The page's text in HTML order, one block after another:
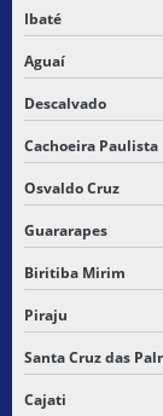
TRANSPORTE
TRANSPORTE DE
TRANSPORTE
TRANSPORTE
TRANSPORTE DE
TRANSPORTE
Ibaté
Aguaí
Descalvado
Cachoeira Paulista
Osvaldo Cruz
Guararapes
Biritiba Mirim
Piraju
Santa Cruz das
Cajati